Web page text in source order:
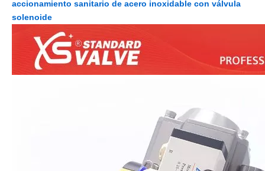
accionamiento sanitario de acero inoxidable con válvula
solenoide